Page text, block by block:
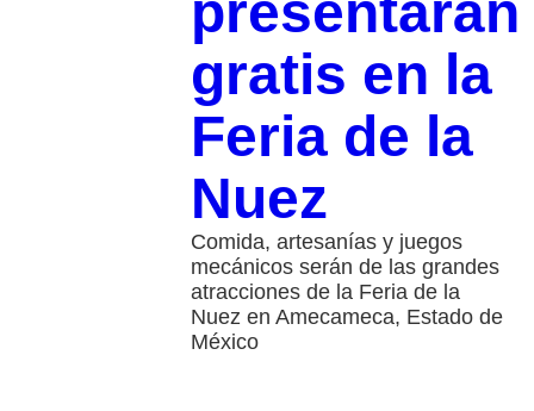
gratis en la
Feria de la
Nuez
Comida, artesanías y juegos
mecánicos serán de las grandes
atracciones de la Feria de la
Nuez en Amecameca, Estado de
México